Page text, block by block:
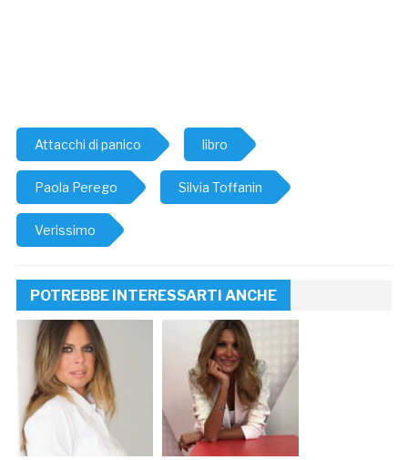
Attacchi di panico libro
Paola Perego Silvia Toffanin
Verissimo
POTREBBE INTERESSARTI ANCHE